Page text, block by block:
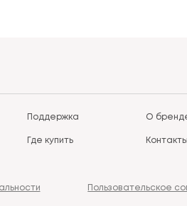
Поддержка О
Где купить Контакты
Пользовательское